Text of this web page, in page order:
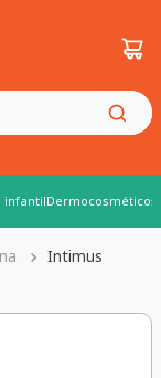
infantilDermocosméticos
Intimus